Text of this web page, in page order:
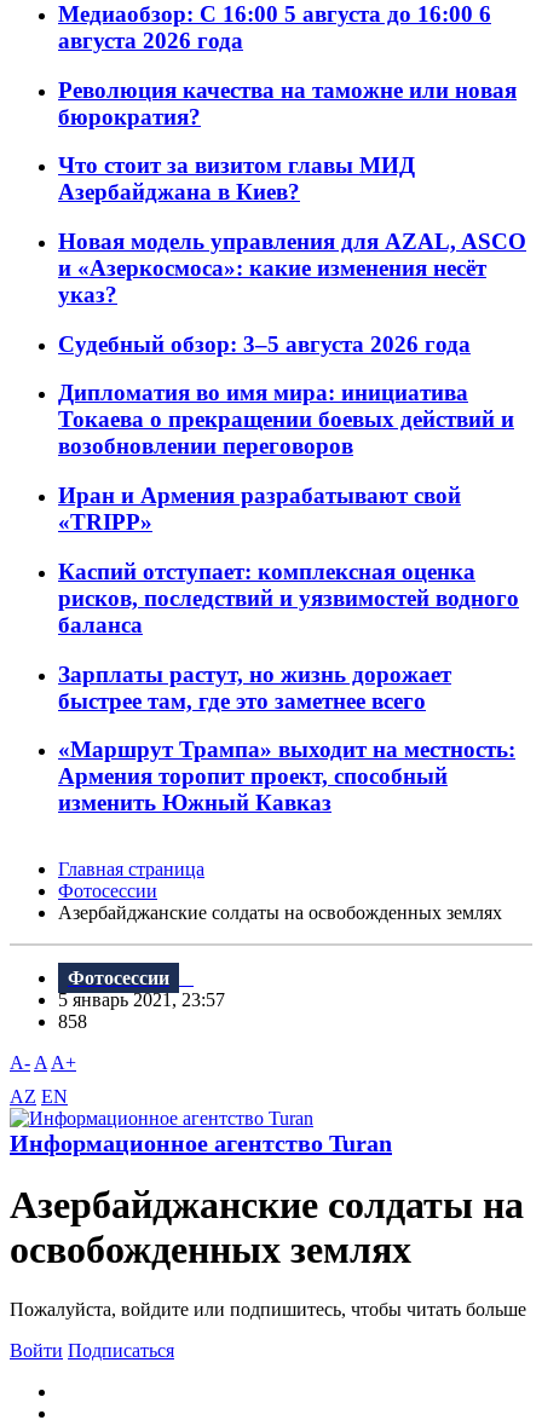
Медиаобзор: С 16:00 5 августа до 16:00 6
августа 2026 года
Революция качества на таможне или новая
бюрократия?
Что стоит за визитом главы МИД
Азербайджана в Киев?
Новая модель управления для AZAL, ASCO
и «Азеркосмоса»: какие изменения несёт
указ?
Судебный обзор: 3–5 августа 2026 года
Дипломатия во имя мира: инициатива
Токаева о прекращении боевых действий и
возобновлении переговоров
Иран и Армения разрабатывают свой
«TRIPP»
Каспий отступает: комплексная оценка
рисков, последствий и уязвимостей водного
баланса
Зарплаты растут, но жизнь дорожает
быстрее там, где это заметнее всего
«Маршрут Трампа» выходит на местность:
Армения торопит проект, способный
изменить Южный Кавказ
Главная страница
Фотосессии
Азербайджанские солдаты на освобожденных землях
Фотосессии
5 январь 2021, 23:57
858
A- A A+
AZ EN
Информационное агентство Turan
Азербайджанские солдаты на
освобожденных землях
Пожалуйста, войдите или подпишитесь, чтобы читать больше
Войти Подписаться